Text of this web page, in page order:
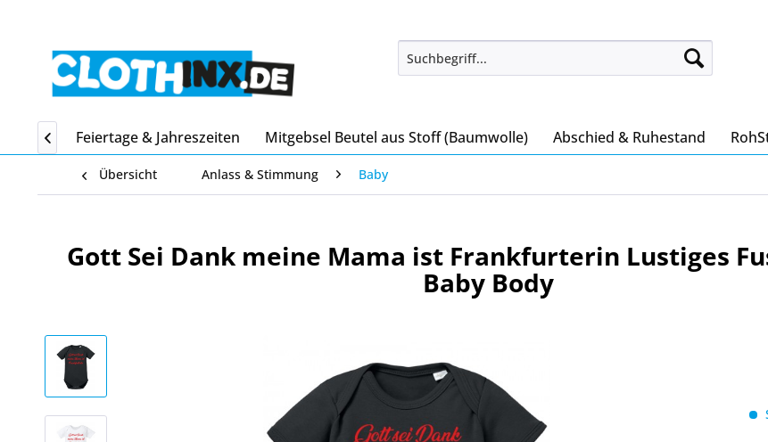
Home Feiertage & Jahreszeiten Mitgebsel Beutel aus Stoff (Baumwolle) Abschied & Ruhestand

Übersicht Anlass & Stimmung Baby
Gott Sei Dank meine Mama ist Frankfurterin Lustiges
Baby Body